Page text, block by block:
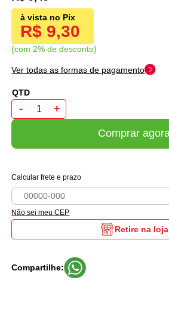
R$ 9,30
com 2% de desconto
Ver todas as formas de pagamento
- +
Comprar
Calcular frete e prazo
Não sei meu CEP
Retire na loja
Compartilhe: